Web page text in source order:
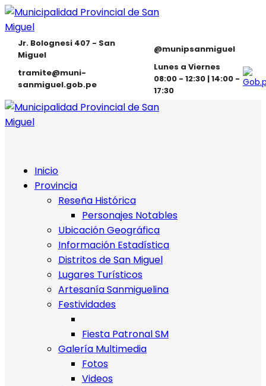
Jr. Bolognesi 407 - San
Miguel
@munipsanmiguel
tramite@muni-
sanmiguel.gob.pe
Lunes a Viernes
08:00 - 12:30 | 14:00 -
17:30
Inicio
Provincia
Reseña Histórica
Personajes Notables
Ubicación Geográfica
Información Estadística
Distritos de San Miguel
Lugares Turísticos
Artesanía Sanmiguelina
Festividades
Fiesta Patronal SM
Galería Multimedia
Fotos
Videos